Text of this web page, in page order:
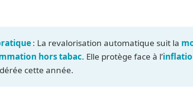
: La revalorisation automatique suit la
hors tabac. Elle protège face à l’
cette année.